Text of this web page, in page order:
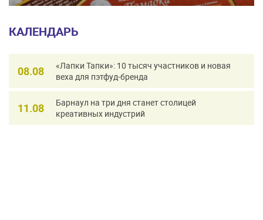
КАЛЕНДАРЬ
08.08
«Лапки Тапки»: 10 тысяч участников и новая
веха для пэтфуд-бренда
11.08
Барнаул на три дня станет столицей
креативных индустрий